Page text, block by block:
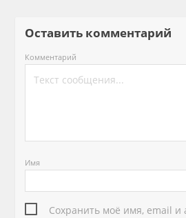
Оставить комментарий
Комментарий
Имя
Сохранить моё имя, email и